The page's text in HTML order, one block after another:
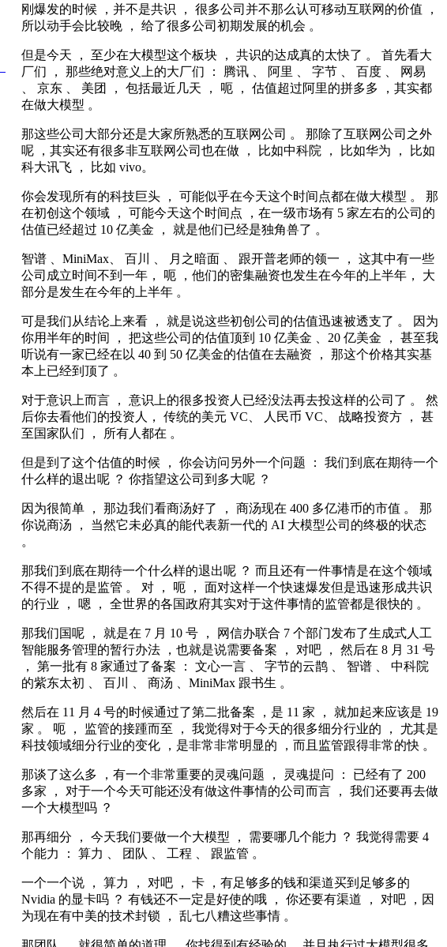
刚爆发的时候 ，并不是共识 ， 很多公司并不那么认可移动互联网的价值 ，
所以动手会比较晚 ， 给了很多公司初期发展的机会 。
但是今天 ， 至少在大模型这个板块 ， 共识的达成真的太快了 。 首先看大
厂们 ， 那些绝对意义上的大厂们 ： 腾讯 、 阿里 、 字节 、 百度 、 网易
、 京东 、 美团 ， 包括最近几天 ， 呃 ， 估值超过阿里的拼多多 ，其实都
在做大模型 。
那这些公司大部分还是大家所熟悉的互联网公司 。 那除了互联网公司之外
呢 ，其实还有很多非互联网公司也在做 ， 比如中科院 ， 比如华为 ， 比如
科大讯飞 ， 比如 vivo。
你会发现所有的科技巨头 ， 可能似乎在今天这个时间点都在做大模型 。 那
在初创这个领域 ， 可能今天这个时间点 ，在一级市场有 5 家左右的公司的
估值已经超过 10 亿美金 ， 就是他们已经是独角兽了 。
智谱 、MiniMax、 百川 、 月之暗面 、 跟开普老师的领一 ， 这其中有一些
公司成立时间不到一年， 呃 ，他们的密集融资也发生在今年的上半年， 大
部分是发生在今年的上半年 。
可是我们从结论上来看 ， 就是说这些初创公司的估值迅速被透支了 。 因为
你用半年的时间 ， 把这些公司的估值顶到 10 亿美金 、20 亿美金 ， 甚至我
听说有一家已经在以 40 到 50 亿美金的估值在去融资 ， 那这个价格其实基
本上已经到顶了 。
对于意识上而言 ， 意识上的很多投资人已经没法再去投这样的公司了 。 然
后你去看他们的投资人， 传统的美元 VC、 人民币 VC、 战略投资方 ， 甚
至国家队们 ， 所有人都在 。
但是到了这个估值的时候 ， 你会访问另外一个问题 ： 我们到底在期待一个
什么样的退出呢 ？ 你指望这公司到多大呢 ？
因为很简单 ， 那边我们看商汤好了 ， 商汤现在 400 多亿港币的市值 。 那
你说商汤 ， 当然它未必真的能代表新一代的 AI 大模型公司的终极的状态
。
那我们到底在期待一个什么样的退出呢 ？ 而且还有一件事情是在这个领域
不得不提的是监管 。 对 ， 呃 ， 面对这样一个快速爆发但是迅速形成共识
的行业 ， 嗯 ， 全世界的各国政府其实对于这件事情的监管都是很快的 。
那我们国呢 ， 就是在 7 月 10 号 ， 网信办联合 7 个部门发布了生成式人工
智能服务管理的暂行办法 ，也就是说需要备案 ， 对吧 ， 然后在 8 月 31 号
， 第一批有 8 家通过了备案 ： 文心一言 、 字节的云鹊 、 智谱 、 中科院
的紫东太初 、 百川 、 商汤 、MiniMax 跟书生 。
然后在 11 月 4 号的时候通过了第二批备案 ，是 11 家 ， 就加起来应该是 19
家 。 呃 ， 监管的接踵而至 ， 我觉得对于今天的很多细分行业的 ， 尤其是
科技领域细分行业的变化 ，是非常非常明显的 ，而且监管跟得非常的快 。
那谈了这么多 ，有一个非常重要的灵魂问题 ， 灵魂提问 ： 已经有了 200
多家 ， 对于一个今天可能还没有做这件事情的公司而言 ， 我们还要再去做
一个大模型吗 ？
那再细分 ， 今天我们要做一个大模型 ， 需要哪几个能力 ？ 我觉得需要 4
个能力 ： 算力 、 团队 、 工程 、 跟监管 。
一个一个说 ， 算力 ， 对吧 ， 卡 ，有足够多的钱和渠道买到足够多的
Nvidia 的显卡吗 ？ 有钱还不一定是好使的哦 ， 你还要有渠道 ， 对吧 ，因
为现在有中美的技术封锁 ， 乱七八糟这些事情 。